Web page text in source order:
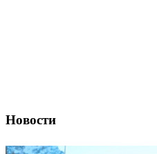
Новости